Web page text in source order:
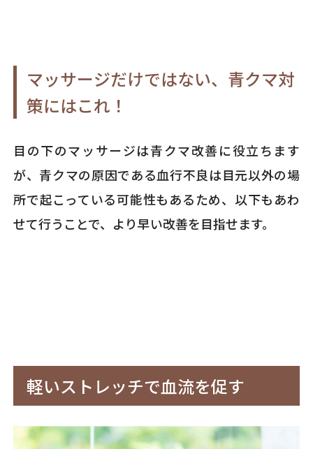
マッサージだけではない、青クマ対
策にはこれ！
目の下のマッサージは青クマ改善に役立ちます
が、青クマの原因である血行不良は目元以外の場
所で起こっている可能性もあるため、以下もあわ
せて行うことで、より早い改善を目指せます。
軽いストレッチで血流を促す